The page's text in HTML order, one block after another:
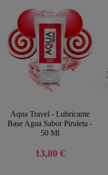
Aqua Travel - Lubricante
Base Agua Sabor Piruleta -
50 Ml
13,80 €